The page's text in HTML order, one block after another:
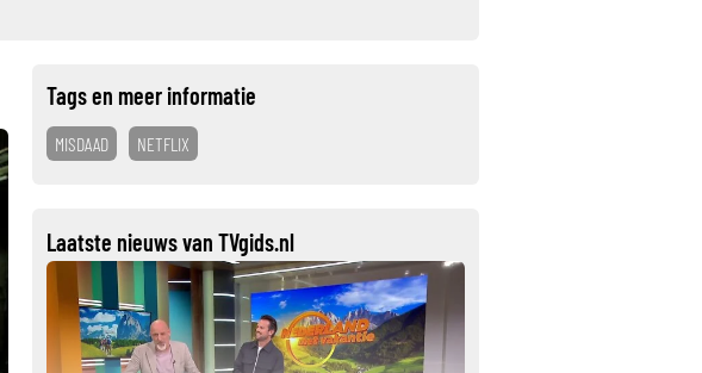
Tags en meer informatie
MISDAAD NETFLIX
Laatste nieuws van TVgids.nl